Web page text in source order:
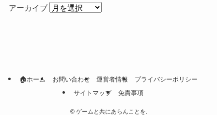
アーカイブ
🏠ホーム お問い合わせ 運営者情報
プライバシーポリシー
サイトマップ
免責事項
©ゲームと共にあらんことを.